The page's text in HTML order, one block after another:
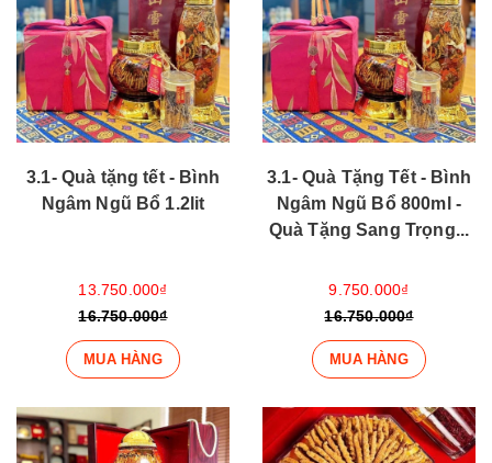
3.1- Quà tặng tết - Bình
Ngâm Ngũ Bổ 1.2lit
13.750.000₫
16.750.000₫
MUA HÀNG
3.1- Quà Tặng Tết - Bình
Ngâm Ngũ Bổ 800ml -
Quà Tặng Sang Trọng...
9.750.000₫
16.750.000₫
MUA HÀNG